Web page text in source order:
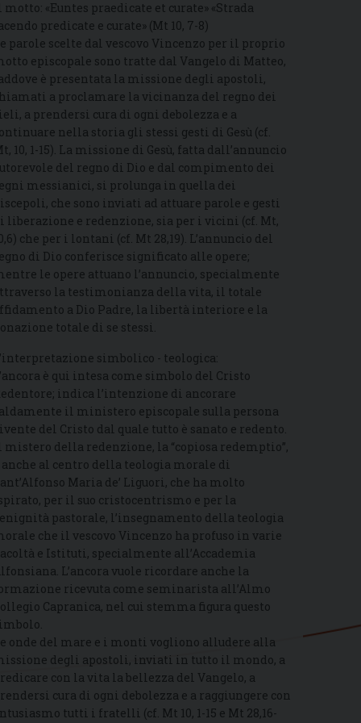
motto: «Euntes praedicate et curate» «Strada
predicate e curate» (Mt 10, 7-8)
parole scelte dal vescovo Vincenzo per il proprio
episcopale sono tratte dal Vangelo di Matteo,
è presentata la missione degli apostoli,
a proclamare la vicinanza del regno dei
a prendersi cura di ogni debolezza e a
nella storia gli stessi gesti di Gesù (cf.
10, 1-15). La missione di Gesù, fatta dall’annuncio
del regno di Dio e dal compimento dei
messianici, si prolunga in quella dei
che sono inviati ad attuare parole e gesti
liberazione e redenzione, sia per i vicini (cf. Mt,
che per i lontani (cf. Mt 28,19). L’annuncio del
di Dio conferisce significato alle opere;
le opere attuano l’annuncio, specialmente
la testimonianza della vita, il totale
a Dio Padre, la libertà interiore e la
totale di se stessi.
simbolico - teologica:
è qui intesa come simbolo del Cristo
indica l’intenzione di ancorare
il ministero episcopale sulla persona
del Cristo dal quale tutto è sanato e redento.
mistero della redenzione, la “copiosa redemptio”,
anche al centro della teologia morale di
Maria de’ Liguori, che ha molto
per il suo cristocentrismo e per la
pastorale, l’insegnamento della teologia
che il vescovo Vincenzo ha profuso in varie
e Istituti, specialmente all’Accademia
L’ancora vuole ricordare anche la
ricevuta come seminarista all’Almo
Capranica, nel cui stemma figura questo
onde del mare e i monti vogliono alludere alla
degli apostoli, inviati in tutto il mondo, a
con la vita la bellezza del Vangelo, a
cura di ogni debolezza e a raggiungere con
tutti i fratelli (cf. Mt 10, 1-15 e Mt 28,16-